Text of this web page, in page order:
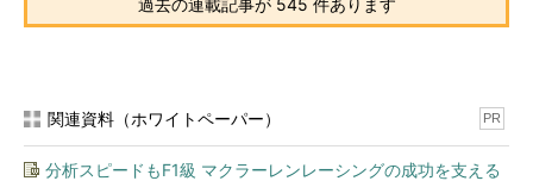
種類
文字列値（REG_SZ）
コンテキストメニューに「Windows Defenderでスキャンします...」を追加
するためのレジストリ設定
過去の連載記事が 545 件あります
関連資料（ホワイトペーパー） PR
分析スピードもF1級 マクラーレンレーシングの成功を支える